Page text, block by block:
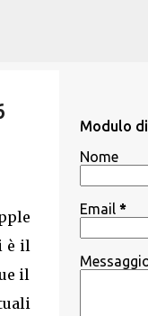
è il
il
Modulo
Nome
Email *